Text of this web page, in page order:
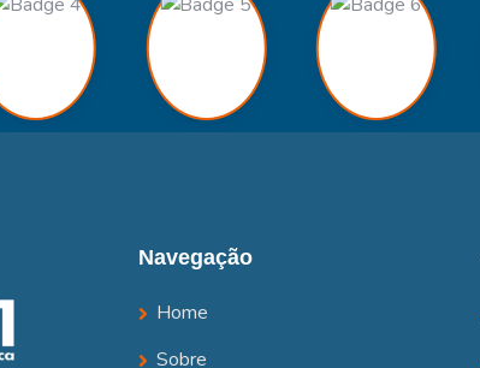
Navegação
Home
Sobre